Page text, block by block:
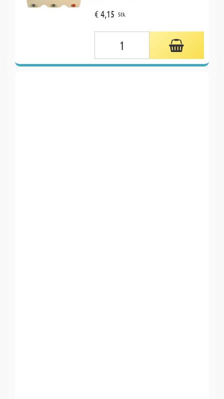
€ 4,15 Stk.